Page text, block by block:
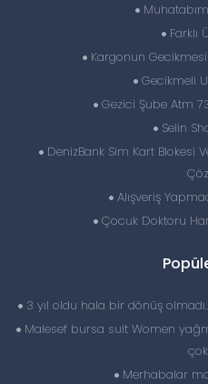
Farklı
Kargonun
Gecikmeli
Gezici Şube Atm
Selin
DenizBank Sim Kart Blokesi
Alışveriş
Çocuk Doktoru
3 yıl oldu hala bir dönüş
Malesef bursa suit Women
Merhabalar